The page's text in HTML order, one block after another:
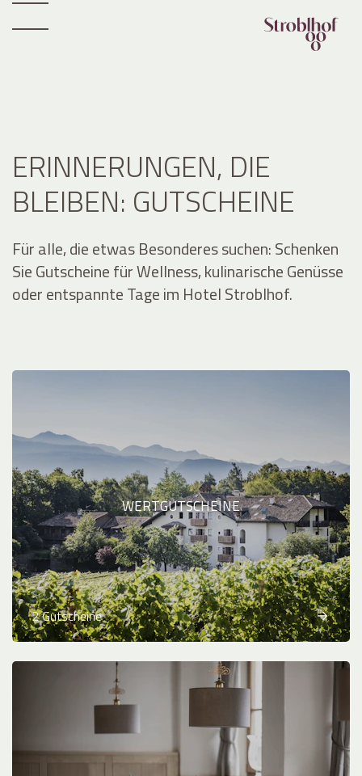
ERINNERUNGEN, DIE
BLEIBEN: GUTSCHEINE
Für alle, die etwas Besonderes suchen: Schenken
Sie Gutscheine für Wellness, kulinarische Genüsse
oder entspannte Tage im Hotel Stroblhof.
WERTGUTSCHEINE
2 Gutscheine